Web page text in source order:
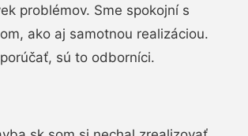
problémov. Sme spokojní s
ako aj samotnou realizáciou.
sú to odborníci.